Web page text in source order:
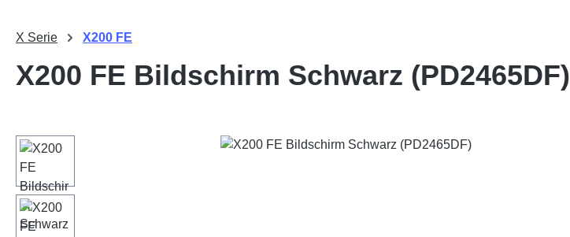
X Serie X200 FE
X200 FE Bildschirm Schwarz (PD2465DF)
Bildergalerie überspringen